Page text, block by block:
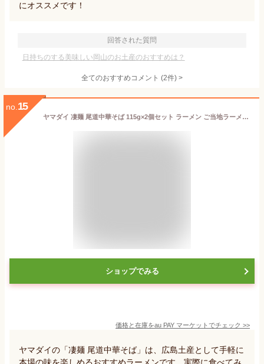
にオススメです！
回答された質問
日持ちのする美味しい岡山のお土産のおすすめは？
全てのおすすめコメント (2件) >
no. 15
ヤマダイ 凄麺 尾道中華そば 115g×2個セット ラーメン ご当地ラーメン 中華そば 広島 尾道 ノンフライ製法 カップ麺 カップラー
ショップでみる
価格と在庫をau PAY マーケット でチェック >>
ヤマダイの「凄麺 尾道中華そば」は、広島土産として手軽に